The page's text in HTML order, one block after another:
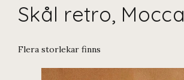
Skål retro, Mocca
Flera storlekar finns